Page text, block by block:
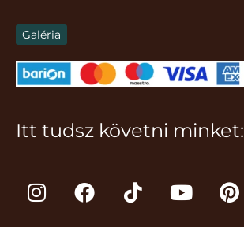
Galéria
Itt tudsz követni minket:
I
n
F
a
T
i
Y
o
P
i